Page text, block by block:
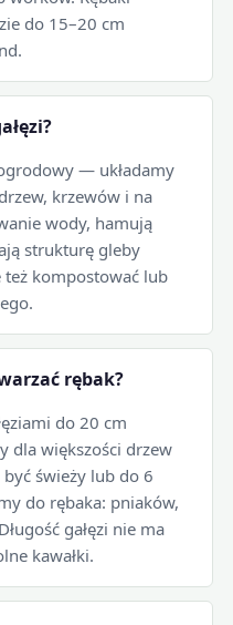
do 15–20 cm
— układamy
krzewów i na
wody, hamują
strukturę gleby
też kompostować lub
rębak?
do 20 cm
dla większości drzew
świeży lub do 6
do rębaka: pniaków,
gałęzi nie ma
kawałki.